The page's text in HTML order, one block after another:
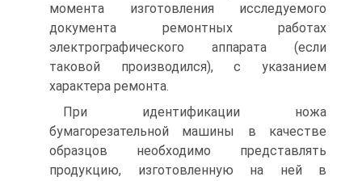
момента изготовления исследуемого
документа ремонтных работах
электрографического аппарата (если
таковой производился), с указанием
характера ремонта.
При идентификации ножа
бумагорезательной машины в качестве
образцов необходимо представлять
продукцию, изготовленную на ней в